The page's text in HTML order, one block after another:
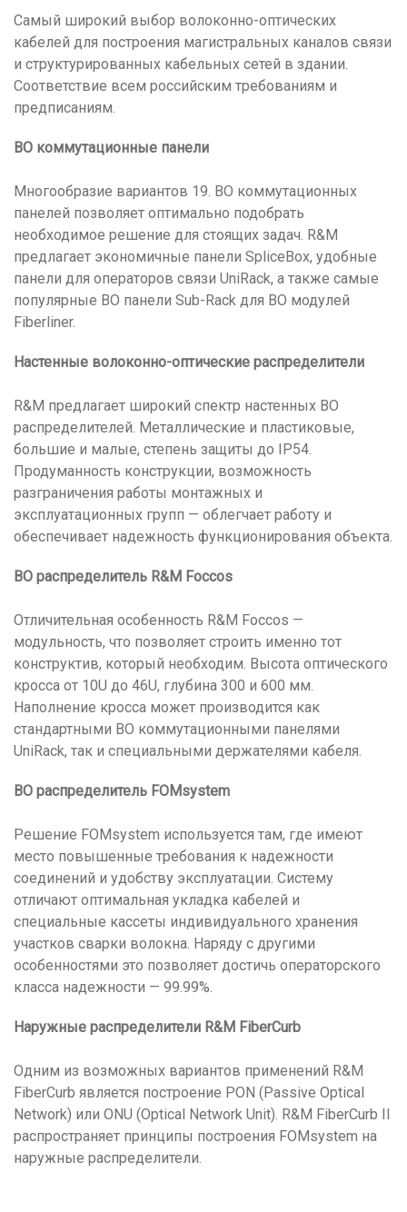
Самый широкий выбор волоконно-оптических
кабелей для построения магистральных каналов связи
и структурированных кабельных сетей в здании.
Соответствие всем российским требованиям и
предписаниям.
ВО коммутационные панели
Многообразие вариантов 19. ВО коммутационных
панелей позволяет оптимально подобрать
необходимое решение для стоящих задач. R&M
предлагает экономичные панели SpliceBox, удобные
панели для операторов связи UniRack, а также самые
популярные ВО панели Sub-Rack для ВО модулей
Fiberliner.
Настенные волоконно-оптические распределители
R&M предлагает широкий спектр настенных ВО
распределителей. Металлические и пластиковые,
большие и малые, степень защиты до IP54.
Продуманность конструкции, возможность
разграничения работы монтажных и
эксплуатационных групп — облегчает работу и
обеспечивает надежность функционирования объекта.
ВО распределитель R&M Foccos
Отличительная особенность R&M Foccos —
модульность, что позволяет строить именно тот
конструктив, который необходим. Высота оптического
кросса от 10U до 46U, глубина 300 и 600 мм.
Наполнение кросса может производится как
стандартными ВО коммутационными панелями
UniRack, так и специальными держателями кабеля.
ВО распределитель FOMsystem
Решение FOMsystem используется там, где имеют
место повышенные требования к надежности
соединений и удобству эксплуатации. Систему
отличают оптимальная укладка кабелей и
специальные кассеты индивидуального хранения
участков сварки волокна. Наряду с другими
особенностями это позволяет достичь операторского
класса надежности — 99.99%.
Наружные распределители R&M FiberCurb
Одним из возможных вариантов применений R&M
FiberCurb является построение PON (Passive Optical
Network) или ONU (Optical Network Unit). R&M FiberCurb II
распространяет принципы построения FOMsystem на
наружные распределители.